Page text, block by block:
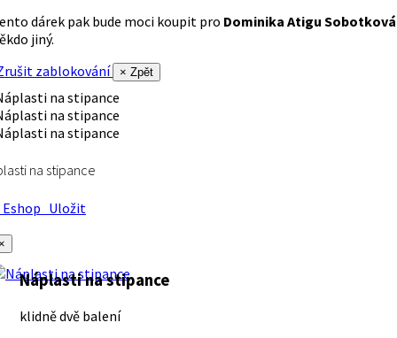
dárek pak bude moci koupit pro Dominika Atigu Sobotková
jiný.
zablokování
× Zpět
na stipance
Uložit
Náplasti na stipance
klidně dvě balení